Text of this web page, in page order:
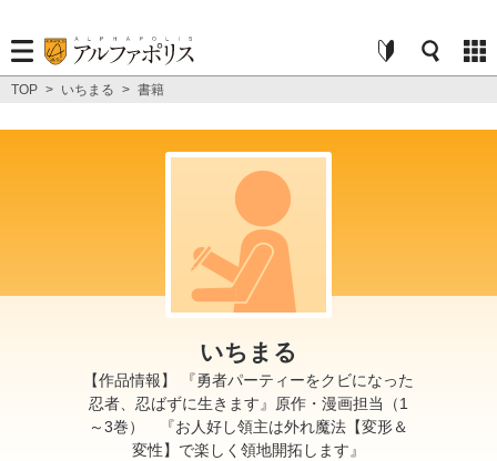
TOP > いちまる > 書籍
いちまる
【作品情報】 『勇者パーティーをクビになった
忍者、忍ばずに生きます』原作・漫画担当（1
～3巻） 『お人好し領主は外れ魔法【変形＆
変性】で楽しく領地開拓します』